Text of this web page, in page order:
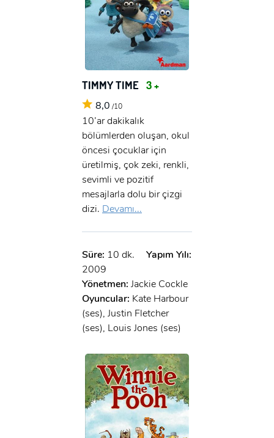
TIMMY TIME 3 +
8,0 /10
10’ar dakikalık
bölümlerden oluşan, okul
öncesi çocuklar için
üretilmiş, çok zeki, renkli,
sevimli ve pozitif
mesajlarla dolu bir çizgi
dizi. Devamı...
Süre: 10 dk.
Yapım Yılı:
2009
Yönetmen: Jackie Cockle
Oyuncular: Kate Harbour
(ses), Justin Fletcher
(ses), Louis Jones (ses)